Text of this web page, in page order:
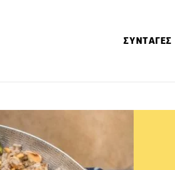
ΣΥΝΤΑΓΕΣ